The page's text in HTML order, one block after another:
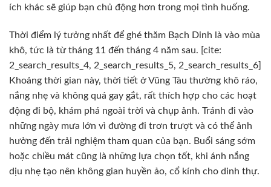
ích khác sẽ giúp bạn chủ động hơn trong mọi tình huống.
Thời điểm lý tưởng nhất để ghé thăm Bạch Dinh là vào mùa
khô, tức là từ tháng 11 đến tháng 4 năm sau. [cite:
2_search_results_4, 2_search_results_5, 2_search_results_6]
Khoảng thời gian này, thời tiết ở Vũng Tàu thường khô ráo,
nắng nhẹ và không quá gay gắt, rất thích hợp cho các hoạt
động đi bộ, khám phá ngoài trời và chụp ảnh. Tránh đi vào
những ngày mưa lớn vì đường đi trơn trượt và có thể ảnh
hưởng đến trải nghiệm tham quan của bạn. Buổi sáng sớm
hoặc chiều mát cũng là những lựa chọn tốt, khi ánh nắng
dịu nhẹ tạo nên không gian huyền ảo, cổ kính cho dinh thự.